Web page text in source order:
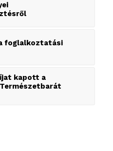
foglalkoztatási
kapott a